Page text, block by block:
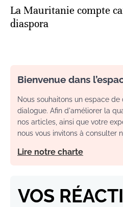
La Mauritanie compte
diaspora
Bienvenue dans
Nous souhaitons un espace de
dialogue. Afin d'améliorer la
nos articles, ainsi que votre
nous vous invitons à consulter
Lire notre charte
VOS